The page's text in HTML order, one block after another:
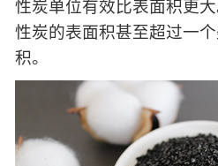
性炭单位有效比表面积更
性炭的表面积甚至超过一
积。